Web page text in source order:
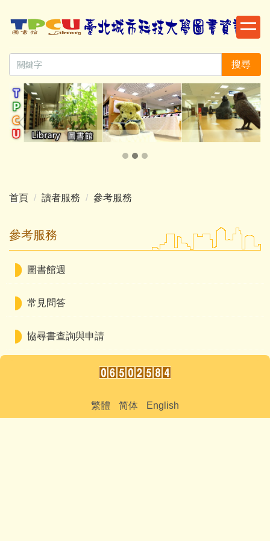
到
要
區
搜尋
首頁 讀者服務 參考服務
參考服務
圖書館週
常見問答
協尋書查詢與申請
繁體 简体 English